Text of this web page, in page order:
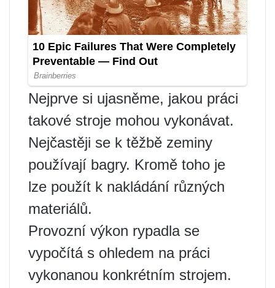
Nejprve si ujasněme, jakou práci
takové stroje mohou vykonávat.
Nejčastěji se k těžbě zeminy
používají bagry. Kromě toho je
lze použít k nakládání různých
materiálů.
Provozní výkon rypadla se
vypočítá s ohledem na práci
vykonanou konkrétním strojem.